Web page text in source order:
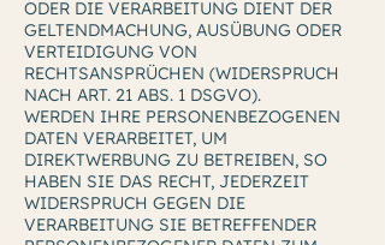
ODER DIE VERARBEITUNG DIENT DER
GELTENDMACHUNG, AUSÜBUNG ODER
VERTEIDIGUNG VON
RECHTSANSPRÜCHEN (WIDERSPRUCH
NACH ART. 21 ABS. 1 DSGVO).
WERDEN IHRE PERSONENBEZOGENEN
DATEN VERARBEITET, UM
DIREKTWERBUNG ZU BETREIBEN, SO
HABEN SIE DAS RECHT, JEDERZEIT
WIDERSPRUCH GEGEN DIE
VERARBEITUNG SIE BETREFFENDER